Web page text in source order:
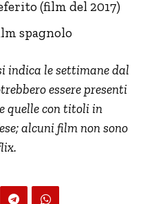
(film del 2017)
spagnolo
indica le settimane dal
essere presenti
quelle con titoli in
alcuni film non sono